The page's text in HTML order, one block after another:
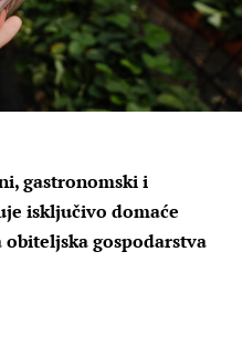
gastronomski i
isključivo domaće
gospodarstva